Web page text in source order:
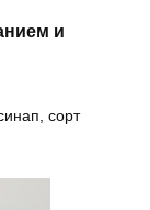
и
сорт